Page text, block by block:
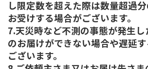
し限定数を超えた際は数量超過
お受けする場合がございます。
7.天災時など不測の事態が発生
のお届けができない場合や遅延
ございます。